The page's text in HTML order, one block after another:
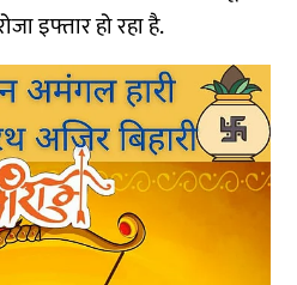
इफ्तार हो रहा है.